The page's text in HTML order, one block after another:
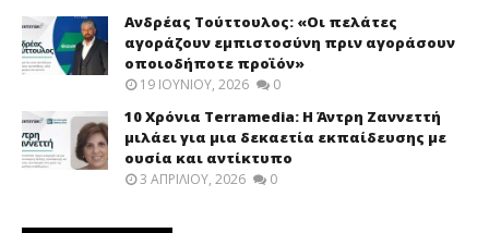
Ανδρέας Τούττουλος: «Οι πελάτες
αγοράζουν εμπιστοσύνη πριν αγοράσουν
οποιοδήποτε προϊόν»
19 ΙΟΥΝΊΟΥ, 2026 0
10 Χρόνια Terramedia: Η Άντρη Ζαννεττή
μιλάει για μια δεκαετία εκπαίδευσης με
ουσία και αντίκτυπο
3 ΑΠΡΙΛΊΟΥ, 2026 0